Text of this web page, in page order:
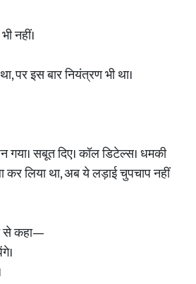
नहीं।
पर इस बार नियंत्रण भी था।
सबूत दिए। कॉल डिटेल्स। धमकी
लिया था, अब ये लड़ाई चुपचाप नहीं
से कहा—